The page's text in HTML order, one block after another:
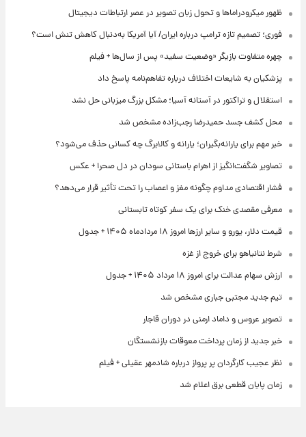
ظهور میکرودراماها و تحول زبان تصویر در عصر ارتباطات دیجیتال
فوری؛ تصمیم تازه ترامپ درباره ایران/ آیا آمریکا به‌دنبال کاهش تنش است؟
چهره متفاوت بازیگر «وضعیت سفید» پس از سال‌ها + فیلم
پزشکیان به شایعات اختلاف درباره تفاهم‌نامه پاسخ داد
استقلال و تراکتور در آستانه آسیا؛ مشکل بزرگ میزبانی حل نشد
محل کشف جسد حمیدرضا رجب‌زاده مشخص شد
خبر مهم برای یارانه‌بگیران؛ یارانه و کالابرگ چه کسانی حذف می‌شود؟
تصاویر شگفت‌انگیز از اهرام باستانی سودان در دل صحرا + عکس
فشار اقتصادی مداوم چگونه مغز و اعصاب را تحت تأثیر قرار می‌دهد؟
معرفی مقصدی خنک برای یک سفر کوتاه تابستانی
قیمت دلار، یورو و سایر ارزها امروز ۱۸ مردادماه ۱۴۰۵ + جدول
شرط نتانیاهو برای خروج از غزه
ارزش سهام عدالت برای امروز ۱۸ مرداد ۱۴۰۵ + جدول
تیم جدید مجتبی جباری مشخص شد
تصویر عروس و داماد ارمنی در دوران قاجار
خبر جدید از زمان پرداخت معوقات بازنشستگان
نظر عجیب کارگردان پر پرواز درباره شادمهر عقیلی + فیلم
زمان پایان قطعی برق اعلام شد